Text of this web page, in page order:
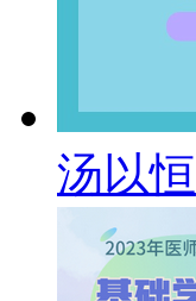
汤以恒